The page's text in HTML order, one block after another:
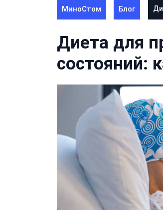
МиноСтом Блог
Диета для
состояний: